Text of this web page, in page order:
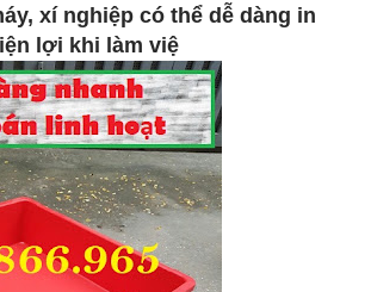
xí nghiệp có thể dễ dàng in
lợi khi làm việ